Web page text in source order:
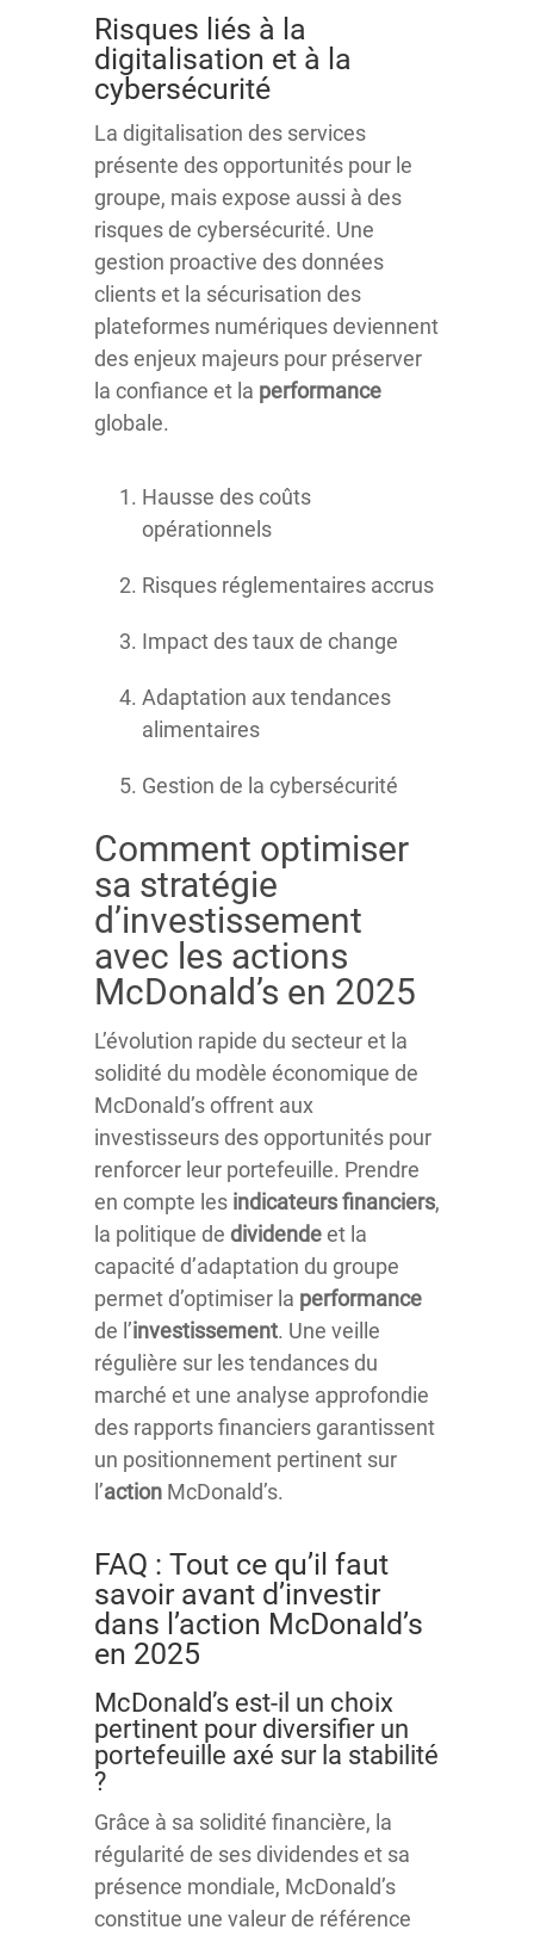
Risques liés à la
digitalisation et à la
cybersécurité
La digitalisation des services
présente des opportunités pour le
groupe, mais expose aussi à des
risques de cybersécurité. Une
gestion proactive des données
clients et la sécurisation des
plateformes numériques deviennent
des enjeux majeurs pour préserver
la confiance et la performance
globale.
Hausse des coûts
opérationnels
Risques réglementaires accrus
Impact des taux de change
Adaptation aux tendances
alimentaires
Gestion de la cybersécurité
Comment optimiser
sa stratégie
d’investissement
avec les actions
McDonald’s en 2025
L’évolution rapide du secteur et la
solidité du modèle économique de
McDonald’s offrent aux
investisseurs des opportunités pour
renforcer leur portefeuille. Prendre
en compte les indicateurs financiers,
la politique de dividendeet la
capacité d’adaptation du groupe
permet d’optimiser la performance
de l’investissement. Une veille
régulière sur les tendances du
marché et une analyse approfondie
des rapports financiers garantissent
un positionnement pertinent sur
l’action McDonald’s.
FAQ : Tout ce qu’il faut
savoir avant d’investir
dans l’action McDonald’s
en 2025
McDonald’s est-il un choix
pertinent pour diversifier un
portefeuille axé sur la stabilité
?
Grâce à sa solidité financière, la
régularité de ses dividendes et sa
présence mondiale, McDonald’s
constitue une valeur de référence